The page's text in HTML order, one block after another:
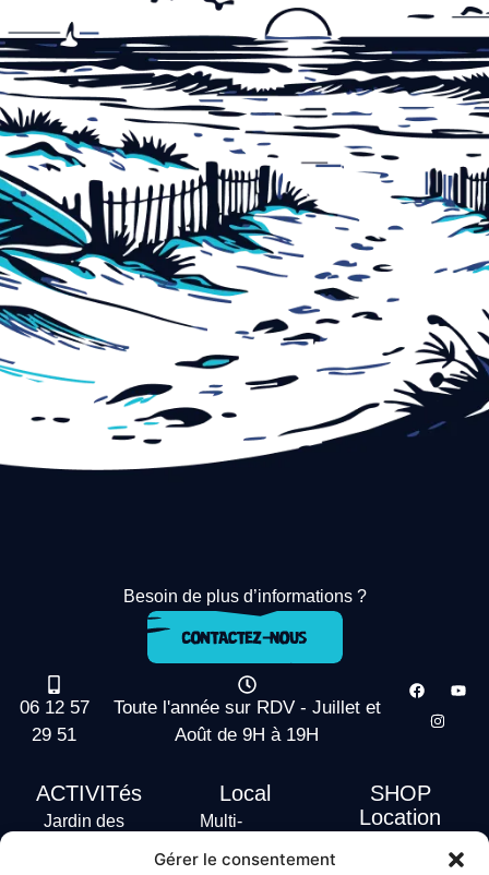
Gérer le consentement
Besoin de plus d’informations ?
06 12 57
29 51
Toute l'année sur RDV - Juillet et
Août de 9H à 19H
ACTIVITés
Jardin des
Local
Multi-
SHOP
Location